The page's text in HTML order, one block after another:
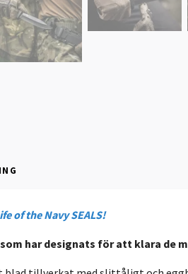
of the Navy SEALS!
har designats för att klara de